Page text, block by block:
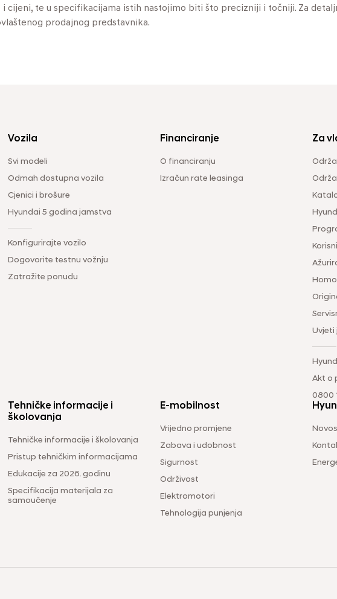
cijeni, te u specifikacijama istih nastojimo biti što precizniji i točniji. Za
prodajnog predstavnika.
Vozila
Svi modeli
Odmah dostupna vozila
Cjenici i brošure
Hyundai 5 godina jamstva
Konfigurirajte vozilo
Dogovorite testnu vožnju
Zatražite ponudu
Financiranje
O financiranju
Izračun rate leasinga
Za
Uvjeti
Akt o
0800
Tehničke informacije i
školovanja
Tehničke informacije i školovanja
Pristup tehničkim informacijama
Edukacije za 2026. godinu
Specifikacija materijala za
samoučenje
E-mobilnost
Vrijedno promjene
Zabava i udobnost
Sigurnost
Održivost
Elektromotori
Tehnologija punjenja